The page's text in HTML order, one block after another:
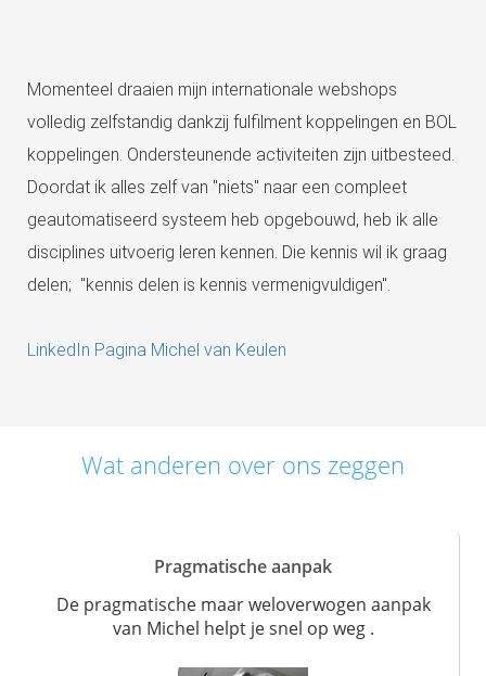
Momenteel draaien mijn internationale webshops
volledig zelfstandig dankzij fulfilment koppelingen en BOL
koppelingen. Ondersteunende activiteiten zijn uitbesteed.
Doordat ik alles zelf van "niets" naar een compleet
geautomatiseerd systeem heb opgebouwd, heb ik alle
disciplines uitvoerig leren kennen. Die kennis wil ik graag
delen; "kennis delen is kennis vermenigvuldigen".
LinkedIn Pagina Michel van Keulen
Wat anderen over ons zeggen
Pragmatische aanpak
De pragmatische maar weloverwogen aanpak
van Michel helpt je snel op weg .